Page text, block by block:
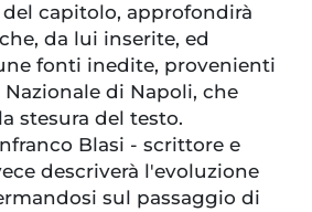
capitolo, approfondirà
da lui inserite, ed
fonti inedite, provenienti
di Napoli, che
stesura del testo.
Blasi - scrittore e
descriverà l'evoluzione
sul passaggio di